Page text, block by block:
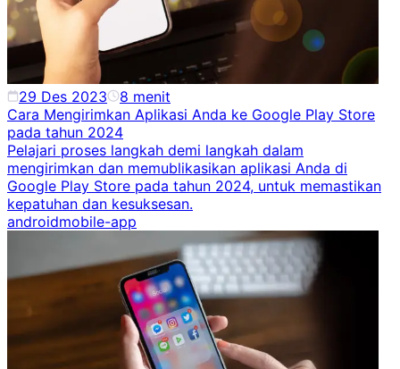
29 Des 2023 8 menit
Cara Mengirimkan Aplikasi Anda ke Google Play Store
pada tahun 2024
Pelajari proses langkah demi langkah dalam
mengirimkan dan memublikasikan aplikasi Anda di
Google Play Store pada tahun 2024, untuk memastikan
kepatuhan dan kesuksesan.
androidmobile-app